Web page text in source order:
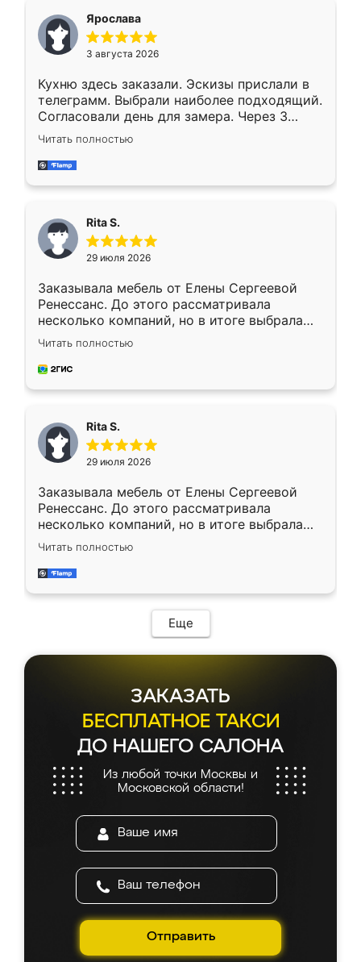
Ярослава
3 августа 2026
Кухню здесь заказали. Эскизы прислали в
телеграмм. Выбрали наиболее подходящий.
Согласовали день для замера. Через 3
недели кухня была уже готова. Остались
довольны работой. Спасибо Ренессанс
мебель за качественную работу!
Читать полностью
Rita S.
29 июля 2026
Заказывала мебель от Елены Сергеевой
Ренессанс. До этого рассматривала
несколько компаний, но в итоге выбрала
эту. Сначала обговорили условия, потом
приехал замерщик, всё спокойно объяснил
и снял размеры. Изготовили в срок, с
каких-либо доработок. Качеством осталась
довольна, все выглядит так, как и ожидала.
Читать полностью
Rita S.
29 июля 2026
Заказывала мебель от Елены Сергеевой
Ренессанс. До этого рассматривала
несколько компаний, но в итоге выбрала
эту. Сначала обговорили условия, потом
приехал замерщик, всё спокойно объяснил
и снял размеры. Изготовили в срок, с
мебель сразу встала на свое место без
каких-либо доработок. Качеством осталась
довольна, все выглядит так, как и ожидала.
Читать полностью
Еще
ЗАКАЗАТЬ
БЕСПЛАТНОЕ ТАКСИ
ДО НАШЕГО САЛОНА
Из любой точки Москвы и
Московской области!
Отправить